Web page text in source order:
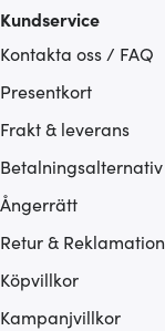
Kundservice
Kontakta oss / FAQ
Presentkort
Frakt & leverans
Betalningsalternativ
Ångerrätt
Retur & Reklamation
Köpvillkor
Kampanjvillkor